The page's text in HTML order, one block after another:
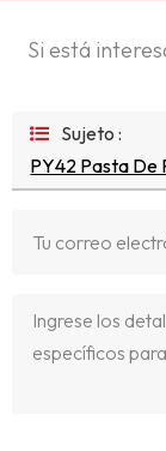
Si está
Sujeto :
PY42 Pasta De